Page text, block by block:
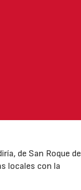
de San Roque de
locales con la